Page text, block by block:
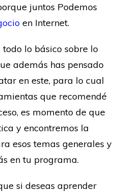
juntos Podemos
en Internet.
lo básico sobre lo
además has pensado
en este, para lo cual
que recomendé
es momento de que
y encontremos la
esos temas generales y
en tu programa.
si deseas aprender